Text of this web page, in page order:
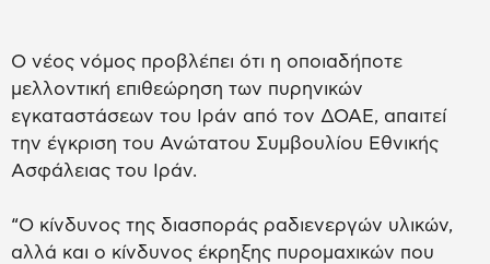
Ο νέος νόμος προβλέπει ότι η οποιαδήποτε
μελλοντική επιθεώρηση των πυρηνικών
εγκαταστάσεων του Ιράν από τον ΔΟΑΕ, απαιτεί
την έγκριση του Ανώτατου Συμβουλίου Εθνικής
Ασφάλειας του Ιράν.
“Ο κίνδυνος της διασποράς ραδιενεργών υλικών,
αλλά και ο κίνδυνος έκρηξης πυρομαχικών που